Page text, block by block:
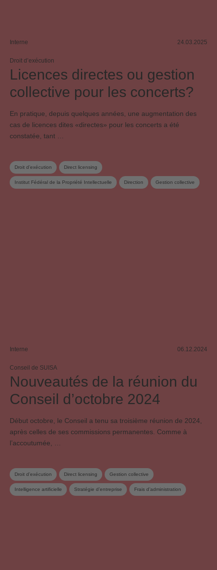
Interne 24.03.2025
Droit d’exécution
Licences directes ou gestion
collective pour les concerts?
En pratique, depuis quelques années, une augmentation des
cas de licences dites «directes» pour les concerts a été
constatée, tant …
Droit d’exécution Direct licensing
Institut Fédéral de la Propriété Intellectuelle Direction Gestion collective
Interne 06.12.2024
Conseil de SUISA
Nouveautés de la réunion du
Conseil d’octobre 2024
Début octobre, le Conseil a tenu sa troisième réunion de 2024,
après celles de ses commissions permanentes. Comme à
l’accoutumée, …
Droit d’exécution Direct licensing Gestion collective
Intelligence artificielle Stratégie d’entreprise Frais d’administration